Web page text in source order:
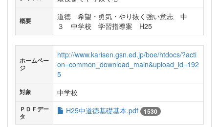
概要
道徳 希望・勇気・やり抜く強い意志 中
３ 中学校 学習指導案 H25
ホームペー
ジ
http://www.karisen.gsn.ed.jp/boe/htdocs/?acti
on=common_download_main&upload_id=192
5
対象 中学校
ＰＤＦデー
タ
H25中道徳基礎基本.pdf 1530